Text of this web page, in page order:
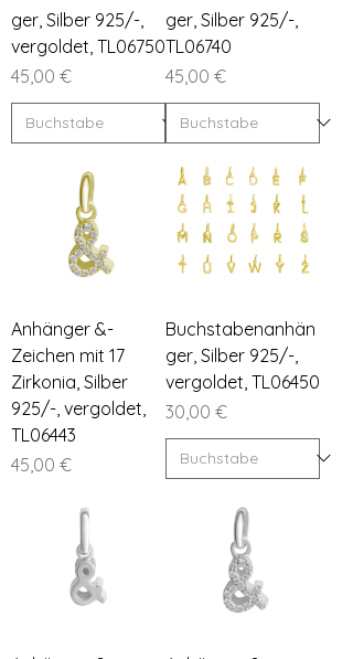
ger, Silber 925/-,
vergoldet, TL06750
Preis
45,00 €
ger, Silber 925/-,
TL06740
Preis
45,00 €
Anhänger &-
Zeichen mit 17
Zirkonia, Silber
925/-, vergoldet,
TL06443
Preis
45,00 €
Buchstabenanhän
ger, Silber 925/-,
vergoldet, TL06450
Preis
30,00 €